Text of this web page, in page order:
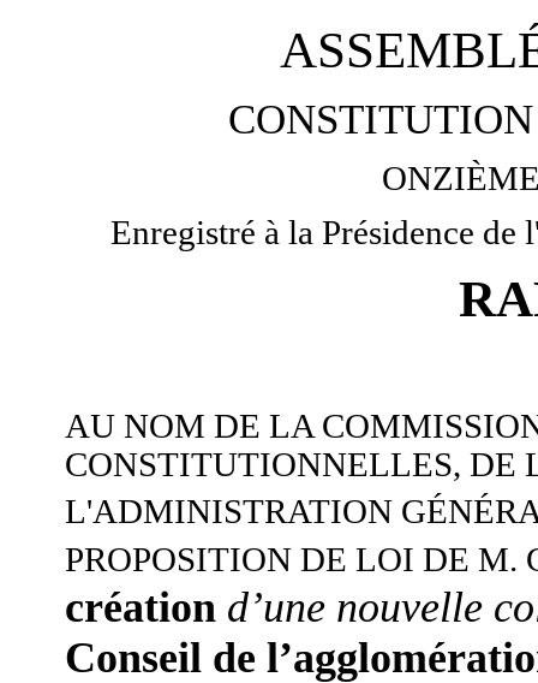
Enregistré à la Présidence
AU NOM DE LA
CONSTITUTIONNELLES, DE
L'ADMINISTRATION
PROPOSITION DE LOI DE M.
création d’une nouvelle
Conseil de